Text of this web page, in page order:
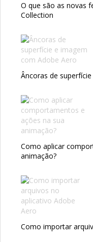
O que são as novas
Collection
Âncoras de
Como aplicar
animação?
Como importar